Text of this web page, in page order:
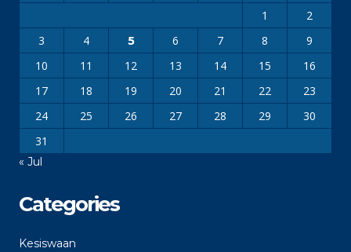
1
2
3
4 5 6 7 8
9
10
11 12 13 14 15
16
17
18 19 20 21 22
23
24
25 26 27 28 29
30
31
« Jul
Categories
Kesiswaan